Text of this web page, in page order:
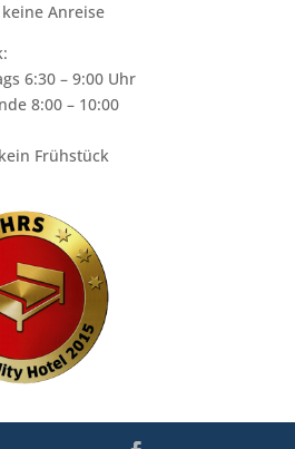
Anreise
6:30 – 9:00 Uhr
8:00 – 10:00
Frühstück